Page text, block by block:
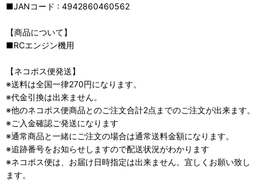
■JANコード : 4942860460562
【商品について】
■RCエンジン機用
【ネコポス便発送】
※送料は全国一律270円になります。
※代金引換は出来ません。
※他のネコポス便商品とのご注文合計2点までのご注文が出来ます。
※ご入金確認ご発送になります
※通常商品と一緒にご注文の場合は通常送料金額になります。
※追跡番号をお知らせしますので配送状況がわかります
※ネコポス便は、お届け日時指定は出来ません。宜しくお願い致し
ます。